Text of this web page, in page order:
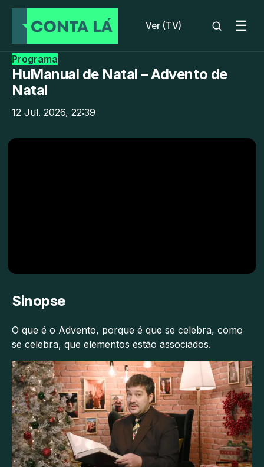
Ver (TV) ☰
Programa
HuManual de Natal – Advento de
Natal
12 Jul. 2026, 22:39
Sinopse
O que é o Advento, porque é que se celebra, como
se celebra, que elementos estão associados.